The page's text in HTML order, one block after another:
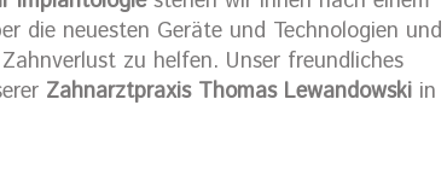
die neuesten Geräte und Technologien und
zu helfen. Unser freundliches
Zahnarztpraxis Thomas Lewandowski in